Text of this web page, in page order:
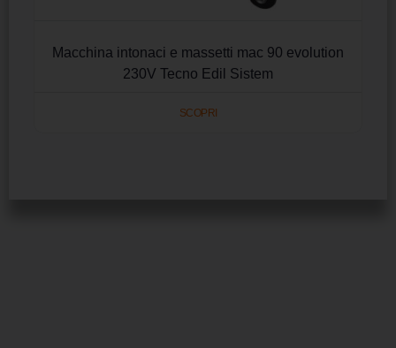
Macchina intonaci e massetti mac 90 evolution
230V Tecno Edil Sistem
SCOPRI